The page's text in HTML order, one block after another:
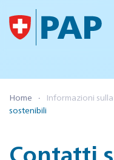
Skip to main
Home Informazioni
sostenibili
Contatti